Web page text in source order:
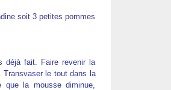
soit 3 petites pommes
déjà fait. Faire revenir la
Transvaser le tout dans la
la mousse diminue,